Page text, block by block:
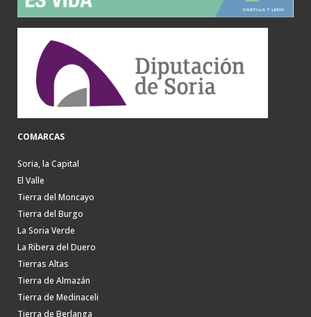
COMARCAS
Soria, la Capital
El Valle
Tierra del Moncayo
Tierra del Burgo
La Soria Verde
La Ribera del Duero
Tierras Altas
Tierra de Almazán
Tierra de Medinaceli
Tierra de Berlanga